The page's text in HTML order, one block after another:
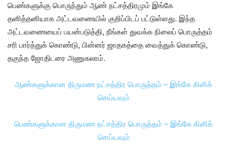
பெண்களுக்கு பொருந்தும் ஆண் நட்சத்திரமும் இங்கே
தனித்தனியாக அட்டவணையில் குறிப்பிடப் பட்டுள்ளது. இந்த
அட்டவணையைப் பயன்படுத்தி, நீங்கள் துவக்க நிலைப் பொருத்தம்
சரி பார்த்துக் கொண்டு, பின்னர் ஜாதகத்தை வைத்துக் கொண்டு,
தகுந்த ஜோதிடரை அணுகலாம்.
ஆண்களுக்கான திருமண நட்சத்திர பொருத்தம் – இங்கே கிளிக்
செய்யவும்
பெண்களுக்கான திருமண நட்சத்திர பொருத்தம் – இங்கே கிளிக்
செய்யவும்